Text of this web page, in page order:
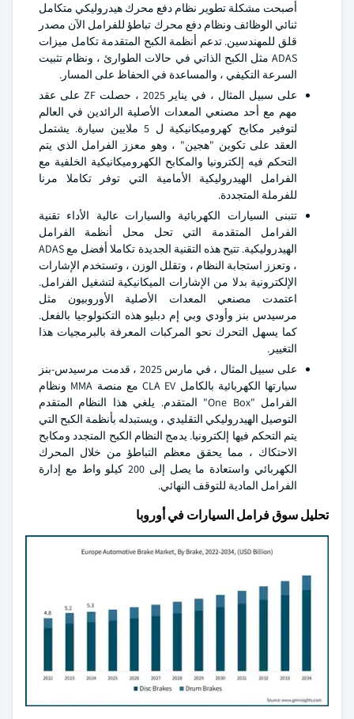
أصبحت مشكلة تطوير نظام دفع محرك هيدروليكي متكامل
ثنائي الوظائف ونظام دفع محرك تباطؤ للفرامل الآن مصدر
قلق للمهندسين. تدعم أنظمة الكبح المتقدمة تكامل ميزات
ADAS مثل الكبح الذاتي في حالات الطوارئ ، ونظام تثبيت
السرعة التكيفي ، والمساعدة في الحفاظ على المسار.
على سبيل المثال ، في يناير 2025 ، حصلت ZF على عقد
مهم مع أحد مصنعي المعدات الأصلية الرائدين في العالم
لتوفير مكابح كهروميكانيكية ل 5 ملايين سيارة. يشتمل
العقد على تكوين "هجين" ، وهو معزز الفرامل الذي يتم
التحكم فيه إلكترونيا والمكابح الكهروميكانيكية الخلفية مع
الفرامل الهيدروليكية الأمامية التي توفر تكاملا مرنا
للفرملة المتجددة.
تتبنى السيارات الكهربائية والسيارات عالية الأداء تقنية
الفرامل المتقدمة التي تحل محل أنظمة الفرامل
الهيدروليكية. تتيح هذه التقنية الجديدة تكاملا أفضل مع ADAS
، وتعزز استجابة النظام ، وتقلل الوزن ، وتستخدم الإشارات
الإلكترونية بدلا من الإشارات الميكانيكية لتشغيل الفرامل.
اعتمدت مصنعي المعدات الأصلية الأوروبيون مثل
مرسيدس بنز وأودي وبي إم دبليو هذه التكنولوجيا بالفعل.
كما يسهل التحرك نحو المركبات المعرفة بالبرمجيات هذا
التغيير.
على سبيل المثال ، في مارس 2025 ، قدمت مرسيدس-بنز
سيارتها الكهربائية بالكامل CLA EV مع منصة MMA ونظام
الفرامل "One Box" المتقدم. يلغي هذا النظام المتقدم
التوصيل الهيدروليكي التقليدي ، ويستبدله بأنظمة الكبح التي
يتم التحكم فيها إلكترونيا. يدمج النظام الكبح المتجدد ومكابح
الاحتكاك ، مما يحقق معظم التباطؤ من خلال المحرك
الكهربائي واستعادة ما يصل إلى 200 كيلو واط مع إدارة
الفرامل المادية للتوقف النهائي.
تحليل سوق فرامل السيارات في أوروبا